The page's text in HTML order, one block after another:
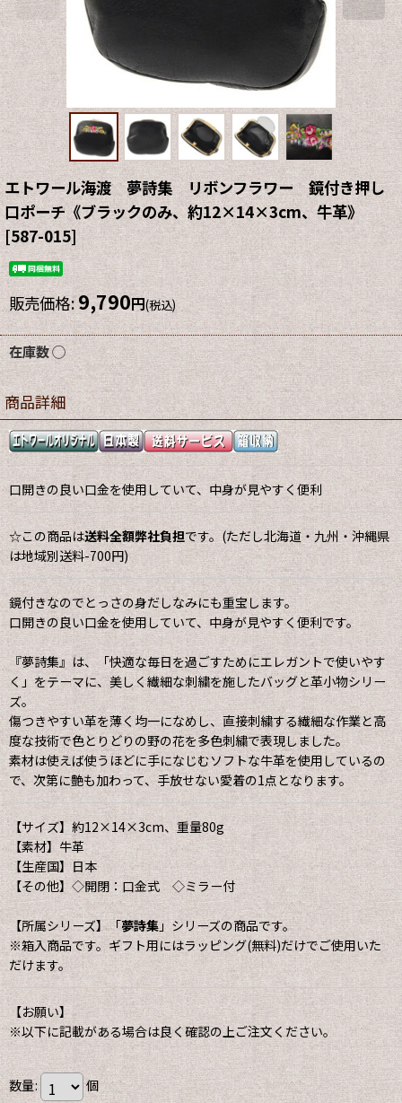
エトワール海渡 夢詩集 リボンフラワー 鏡付き押し
口ポーチ《ブラックのみ、約12×14×3cm、牛革》
[587-015]
販売価格: 9,790円(税込)
在庫数 ◯
商品詳細
口開きの良い口金を使用していて、中身が見やすく便利
☆この商品は送料全額弊社負担です。(ただし北海道・九州・沖縄県
は地域別送料-700円)
鏡付きなのでとっさの身だしなみにも重宝します。
口開きの良い口金を使用していて、中身が見やすく便利です。
『夢詩集』は、「快適な毎日を過ごすためにエレガントで使いやす
く」をテーマに、美しく繊細な刺繍を施したバッグと革小物シリー
ズ。
傷つきやすい革を薄く均一になめし、直接刺繍する繊細な作業と高
度な技術で色とりどりの野の花を多色刺繍で表現しました。
素材は使えば使うほどに手になじむソフトな牛革を使用しているの
で、次第に艶も加わって、手放せない愛着の1点となります。
【サイズ】約12×14×3cm、重量80g
【素材】牛革
【生産国】日本
【その他】◇開閉：口金式 ◇ミラー付
【所属シリーズ】「夢詩集 」シリーズの商品です。
※箱入商品です。ギフト用にはラッピング(無料)だけでご使用いた
だけます。
【お願い】
※以下に記載がある場合は良く確認の上ご注文ください。
数量: 個